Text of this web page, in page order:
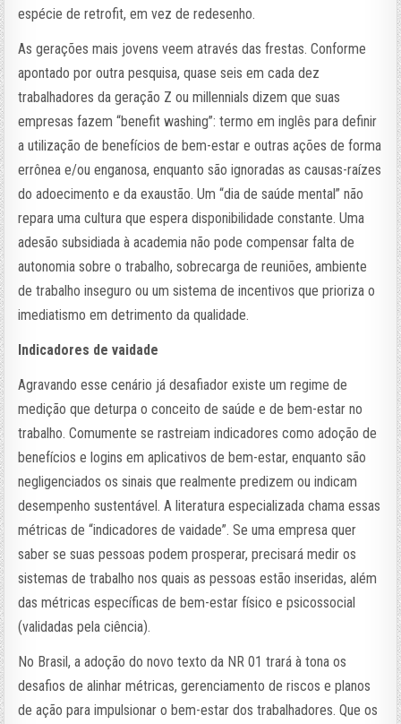
espécie de retrofit, em vez de redesenho.
As gerações mais jovens veem através das frestas. Conforme
apontado por outra pesquisa, quase seis em cada dez
trabalhadores da geração Z ou millennials dizem que suas
empresas fazem “benefit washing”: termo em inglês para definir
a utilização de benefícios de bem-estar e outras ações de forma
errônea e/ou enganosa, enquanto são ignoradas as causas-raízes
do adoecimento e da exaustão. Um “dia de saúde mental” não
repara uma cultura que espera disponibilidade constante. Uma
adesão subsidiada à academia não pode compensar falta de
autonomia sobre o trabalho, sobrecarga de reuniões, ambiente
de trabalho inseguro ou um sistema de incentivos que prioriza o
imediatismo em detrimento da qualidade.
Indicadores de vaidade
Agravando esse cenário já desafiador existe um regime de
medição que deturpa o conceito de saúde e de bem-estar no
trabalho. Comumente se rastreiam indicadores como adoção de
benefícios e logins em aplicativos de bem-estar, enquanto são
negligenciados os sinais que realmente predizem ou indicam
desempenho sustentável. A literatura especializada chama essas
métricas de “indicadores de vaidade”. Se uma empresa quer
saber se suas pessoas podem prosperar, precisará medir os
sistemas de trabalho nos quais as pessoas estão inseridas, além
das métricas específicas de bem-estar físico e psicossocial
(validadas pela ciência).
No Brasil, a adoção do novo texto da NR 01 trará à tona os
desafios de alinhar métricas, gerenciamento de riscos e planos
de ação para impulsionar o bem-estar dos trabalhadores. Que os